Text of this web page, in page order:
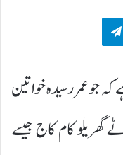
جو عمر رسیدہ خواتین
کام کاج جیسے